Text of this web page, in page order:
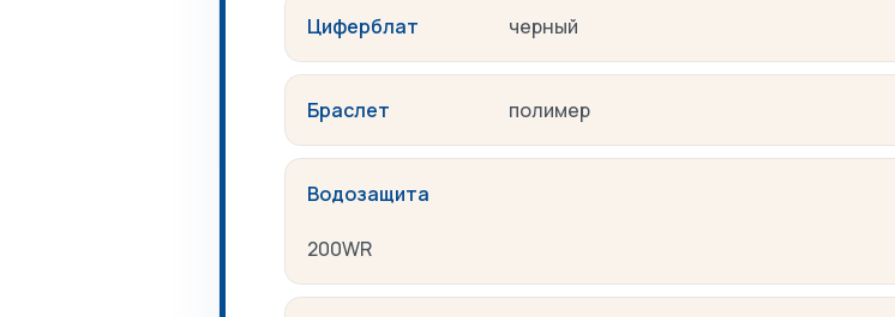
Циферблат черный
Браслет полимер
Водозащита
200WR